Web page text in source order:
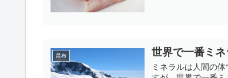
昆布 世界で一番ミ
ミネラルは人間の